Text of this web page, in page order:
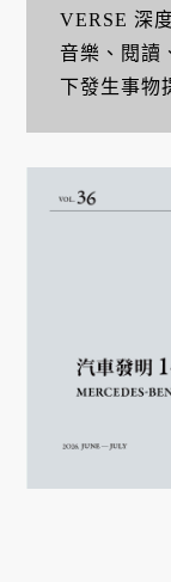
VERSE 深
音樂、閱讀
下發生事物